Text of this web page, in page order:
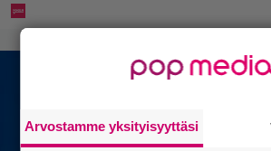
Arvostamme yksityisyyttäsi